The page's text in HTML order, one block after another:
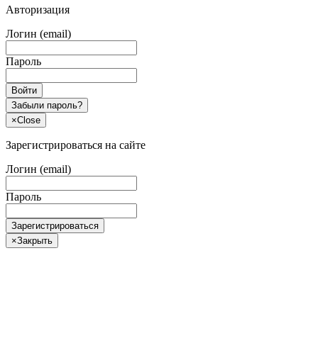
Авторизация
Логин (email)
Пароль
Войти
Забыли пароль?
×Close
Зарегистрироваться на сайте
Логин (email)
Пароль
Зарегистрироваться
×Закрыть